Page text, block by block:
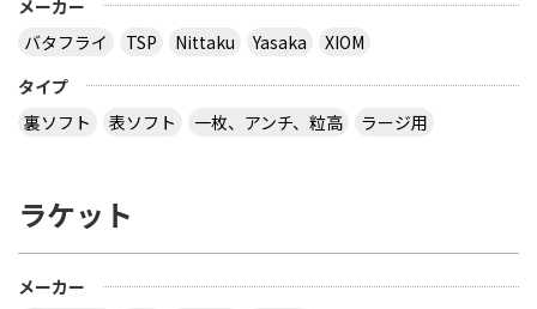
３月２８日～島根県で行われた全国中学選抜卓球大
会で販売されていた 背面に「loved table
tennis~」と書かれたデザインTシャツ どこで購入
多分大会Ｔシャツでしょう。 どこでも売ってないの
では？ その会場でしか買えませんので、 最後の方
はサイズごとに売り切れになるので、 欲しい場合は
午前中に購入した方が良いでしょう。 県大会より上
メーカー
バタフライ
TSP Nittaku Yasaka
XIOM
タイプ
裏ソフト
表ソフト 一枚、アンチ、粒高 ラージ用
ラケット
メーカー